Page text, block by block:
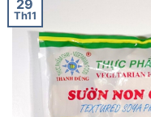
29
Th11